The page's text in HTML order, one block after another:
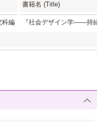
書籍名 (Title)
科編 『社会デザイン学――持続